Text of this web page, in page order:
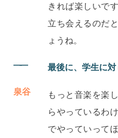
きれば楽しいで
立ち会えるのだ
ょうね。
―― 最後に、学生に対
泉谷
もっと音楽を楽
らやっているわ
でやっていって